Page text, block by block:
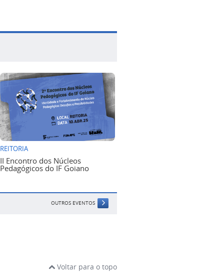
REITORIA
II Encontro dos Núcleos
Pedagógicos do IF Goiano
OUTROS EVENTOS
Voltar para o topo